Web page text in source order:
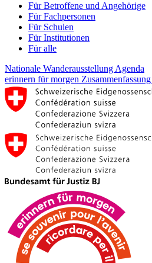
Für Betroffene und Angehörige
Für Fachpersonen
Für Schulen
Für Institutionen
Für alle
Nationale Wanderausstellung Agenda
erinnern für morgen Zusammenfassung